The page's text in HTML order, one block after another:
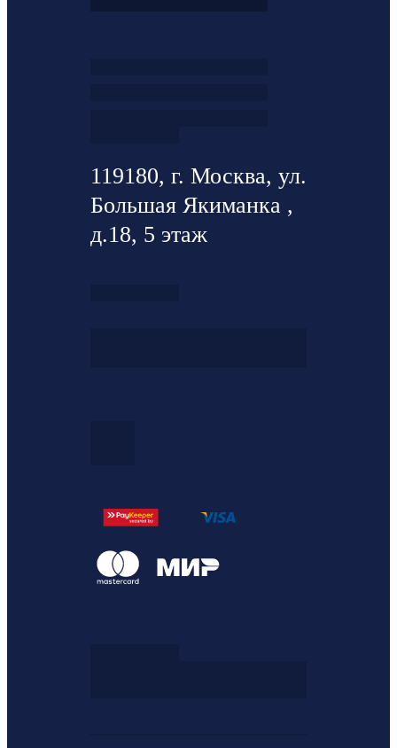
119180, г. Москва, ул.
Большая Якиманка ,
д.18, 5 этаж